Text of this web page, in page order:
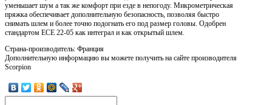
уменьшает шум а так же комфорт при езде в непогоду. Микрометрическая
пряжка обеспечивает дополнительную безопасность, позволяя быстро
снимать шлем и более точно подогнать его под размер головы. Одобрен
стандартом ECE 22-05 как интеграл и как открытый шлем.
Страна-производитель: Франция
Дополнительную информацию вы можете получить на сайте производителя
Scorpion